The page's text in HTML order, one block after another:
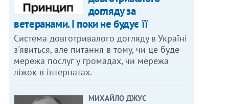
догляду за
ветеранами. І поки не будує її
Система довготривалого догляду в Україні
з'явиться, але питання в тому, чи це буде
мережа послуг у громадах, чи мережа
ліжок в інтернатах.
МИХАЙЛО ДЖУС